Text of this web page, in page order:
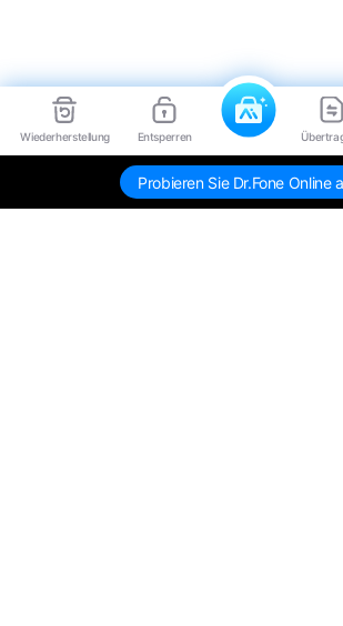
Wiederherstellung Entsperren
Probieren Sie Dr.Fone Online